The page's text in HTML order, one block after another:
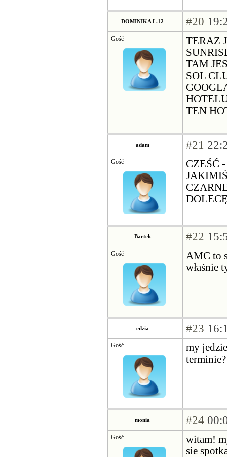
DOMINIKA L.12 #20
Gość
TERAZ
TAM
SOL
TEN
adam #21
Gość
CZEŚĆ
Bartek #22
Gość
AMC to
właśnie
edzia #23
Gość
my
monia #24
Gość
witam!
sie